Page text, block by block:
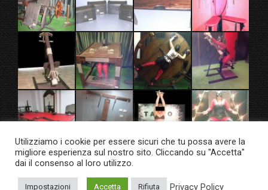
Utilizziamo i cookie per essere sicuri che tu possa avere la
migliore esperienza sul nostro sito. Cliccando su "Accetta"
dai il consenso al loro utilizzo.
Impostazioni Accetta Rifiuta Privacy Policy